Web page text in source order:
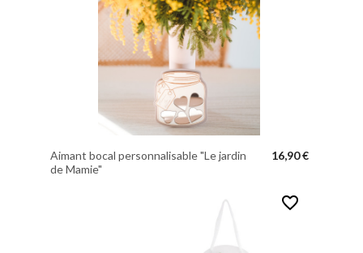
Aimant bocal personnalisable "Le jardin
de Mamie"
16,90 €
favorite_border